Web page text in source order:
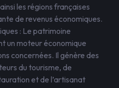
les régions françaises
de revenus économiques.
: Le patrimoine
un moteur économique
concernées. Il génère des
du tourisme, de
et de l’artisanat